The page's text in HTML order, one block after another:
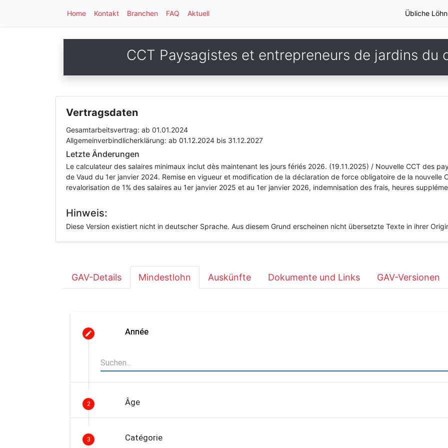
Home Kontakt Branchen FAQ Aktuell Übliche
CCT Paysagistes et entrepreneurs de jardins du
Vertragsdaten
Gesamtarbeitsvertrag: ab 01.01.2024
Allgemeinverbindlicherklärung: ab 01.12.2024 bis 31.12.2027
Letzte Änderungen
Le calculateur des salaires minimaux inclut dès maintenant les jours fériés 2026. (19.11.2025) / Nouvelle CCT des
de Vaud du 1er janvier 2024. Remise en vigueur et modification de la déclaration de force obligatoire de la nouvelle
revalorisation de 1% des salaires au 1er janvier 2025 et au 1er janvier 2026, indemnisation des frais, heures
Hinweis:
Diese Version existiert nicht in deutscher Sprache. Aus diesem Grund erscheinen nicht übersetzte Texte in ihrer
GAV-Details Mindestlohn Auskünfte Dokumente und Links GAV-Versionen
Année
2 Âge
3 Catégorie